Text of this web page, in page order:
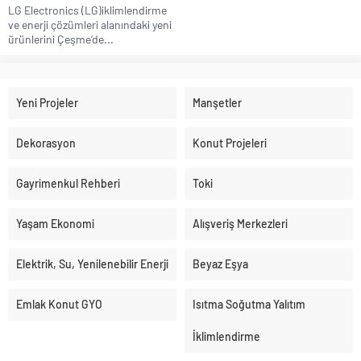
LG Electronics (LG)iklimlendirme
ve enerji çözümleri alanındaki yeni
ürünlerini Çeşme’de...
Yeni Projeler Manşetler
Dekorasyon Konut Projeleri
Gayrimenkul Rehberi Toki
Yaşam Ekonomi Alışveriş Merkezleri
Elektrik, Su, Yenilenebilir Enerji Beyaz Eşya
Emlak Konut GYO Isıtma Soğutma Yalıtım
İklimlendirme